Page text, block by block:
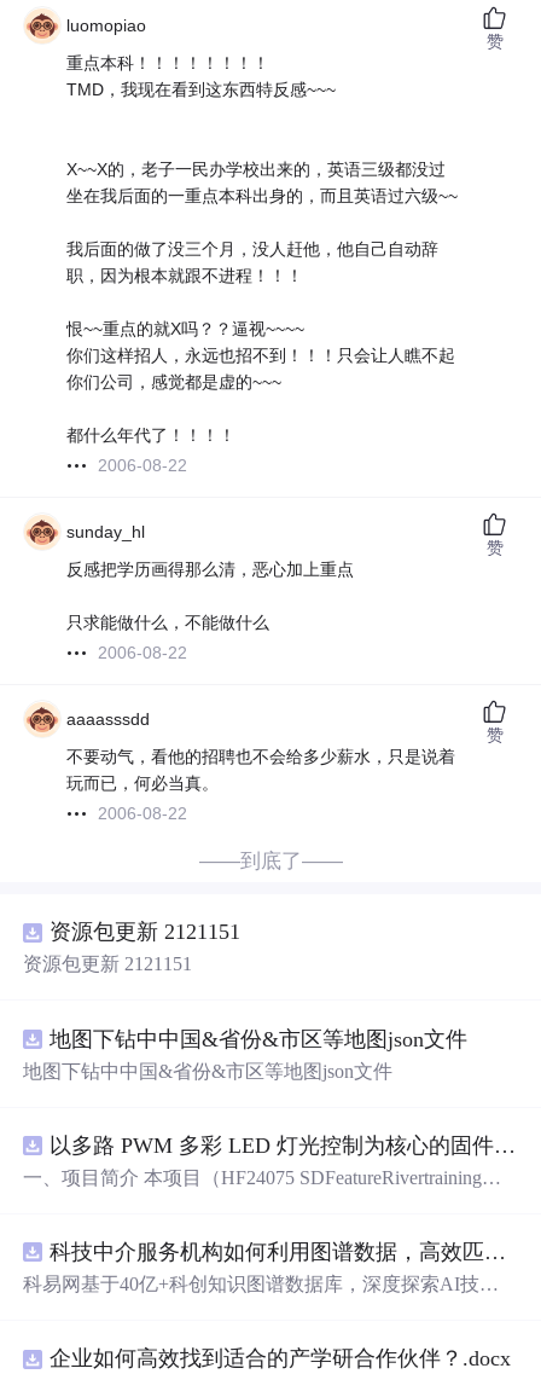
luomopiao
重点本科！！！！！！！！
TMD，我现在看到这东西特反感~~~
X~~X的，老子一民办学校出来的，英语三级都没过
坐在我后面的一重点本科出身的，而且英语过六级~~
我后面的做了没三个月，没人赶他，他自己自动辞
职，因为根本就跟不进程！！！
恨~~重点的就X吗？？逼视~~~~
你们这样招人，永远也招不到！！！只会让人瞧不起
你们公司，感觉都是虚的~~~
都什么年代了！！！！
2006-08-22
赞
sunday_hl
反感把学历画得那么清，恶心加上重点
只求能做什么，不能做什么
2006-08-22
赞
aaaasssdd
不要动气，看他的招聘也不会给多少薪水，只是说着
玩而已，何必当真。
2006-08-22
赞
——到底了——
资源包更新 2121151
资源包更新 2121151
地图下钻中中国&省份&市区等地图json文件
地图下钻中中国&省份&市区等地图json文件
以多路 PWM 多彩 LED 灯光控制为核心的固件方案，基于 PADAUK PMS 系列单片机
一、项目简介 本项目（HF24075 SDFeatureRivertraining）
等多色 LED 进行独立 PWM 调光，实现呼吸、渐变、流水
等细腻灯光效果，并支持按键切换与传感器交互。其 PW
开发2. PWM 调光与色彩混合学习 3. 电子类课程设计 / 毕
科技中介服务机构如何利用图谱数据，高效匹配供需双方并提升合作成功率？.docx
科易网基于40亿+科创知识图谱数据库，深度探索AI技术
新领域的AI+数智化解决方案，推动科技创新与产业创新
企业如何高效找到适合的产学研合作伙伴？.docx